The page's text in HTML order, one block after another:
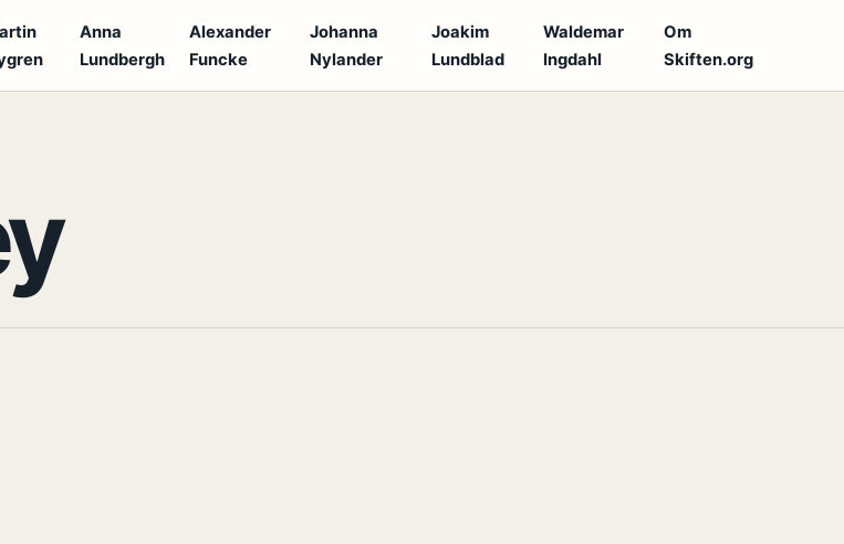
Anna
Lundbergh
Alexander
Funcke
Johanna
Nylander
Joakim
Lundblad
Waldemar
Ingdahl
Om
Skiften.org